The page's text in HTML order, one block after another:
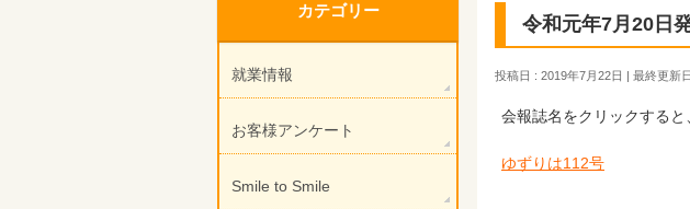
令和元年7月20日
投稿日 : 2019年7月22日 最終更新
会報誌名をクリックすると
ゆずりは112号
カテゴリー
就業情報
お客様アンケート
Smile to Smile